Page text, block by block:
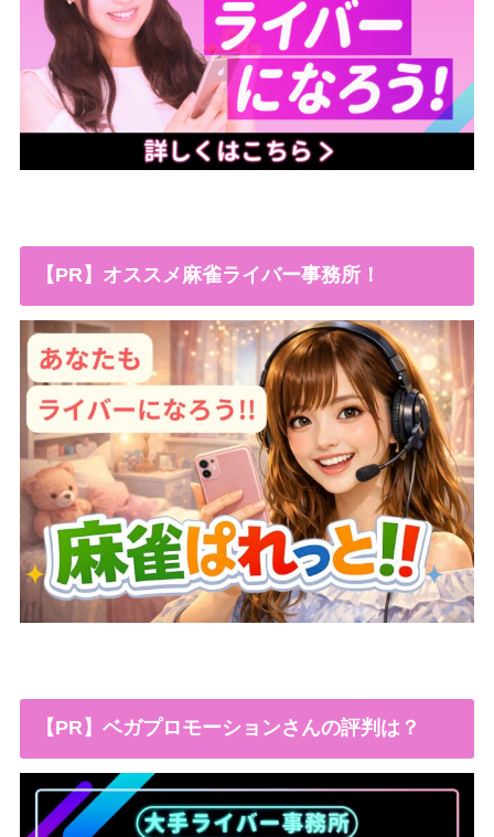
【PR】オススメ麻雀ライバー事務所！
【PR】ベガプロモーションさんの評判は？